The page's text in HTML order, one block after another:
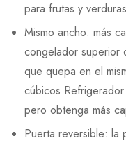
para frutas y
Mismo ancho: más
congelador superior
que quepa en el
cúbicos
pero obtenga más
Puerta reversible: la